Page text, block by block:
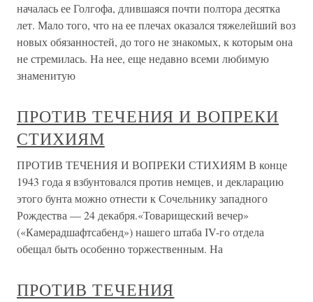
началась ее Голгофа, длившаяся почти полтора десятка
лет. Мало того, что на ее плечах оказался тяжелейший воз
новых обязанностей, до того не знакомых, к которым она
не стремилась. На нее, еще недавно всеми любимую
знаменитую
ПРОТИВ ТЕЧЕНИЯ И ВОПРЕКИ
СТИХИЯМ
ПРОТИВ ТЕЧЕНИЯ И ВОПРЕКИ СТИХИЯМ В конце
1943 года я взбунтовался против немцев, и декларацию
этого бунта можно отнести к Сочельнику западного
Рождества — 24 декабря.«Товарищеский вечер»
(«Камерадшафтсабенд») нашего штаба ІV-го отдела
обещал быть особенно торжественным. На
ПРОТИВ ТЕЧЕНИЯ